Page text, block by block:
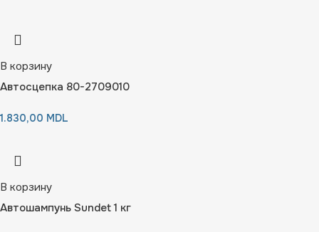
В корзину
Автосцепка 80-2709010
1.830,00 MDL
В корзину
Автошампунь Sundet 1 кг